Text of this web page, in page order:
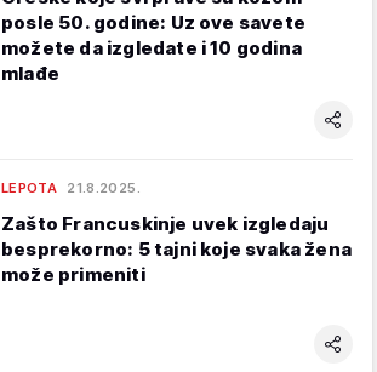
posle 50. godine: Uz ove savete
možete da izgledate i 10 godina
mlađe
LEPOTA 21.8.2025.
Zašto Francuskinje uvek izgledaju
besprekorno: 5 tajni koje svaka žena
može primeniti